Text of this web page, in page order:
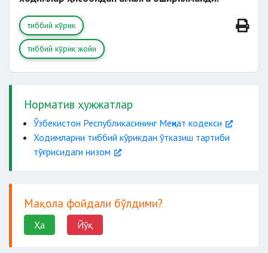
транспорт ҳаракати
хизмат кўрсатиш
педагог
тиббий кўрик
тиббий кўрик жойи
Норматив ҳужжатлар
Ўзбекистон Республикасининг Меҳнат кодекси
Ходимларни тиббий кўрикдан ўтказиш тартиби
тўғрисидаги низом
Мақола фойдали бўлдими?
Ҳа Йўқ